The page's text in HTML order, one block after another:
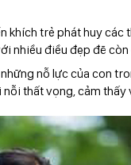
khích trẻ phát huy
nhiều điều đẹp đẽ
nỗ lực của con
thất vọng, cảm thấy